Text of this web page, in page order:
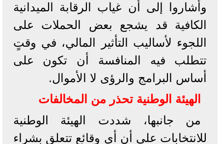
وأشاروا إلى أن غياب الرقابة الميدانية
الكافية قد يشجع بعض الحملات على
اللجوء لأساليب التأثير المالي، في وقتٍ
تتطلب فيه المنافسة أن تكون على
أساس البرامج والرؤى لا الأموال.
الهيئة الوطنية تحذر من المخالفات
من جانبها، شددت الهيئة الوطنية
للانتخابات على أن أي وقائع تتعلق بشراء